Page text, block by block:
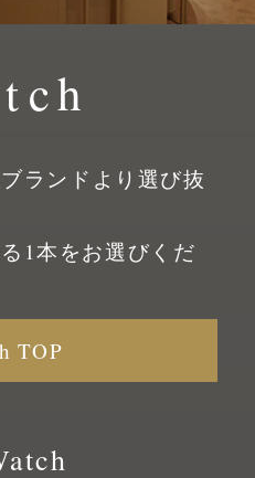
ランドより選び抜
1本をお選びくだ
TOP